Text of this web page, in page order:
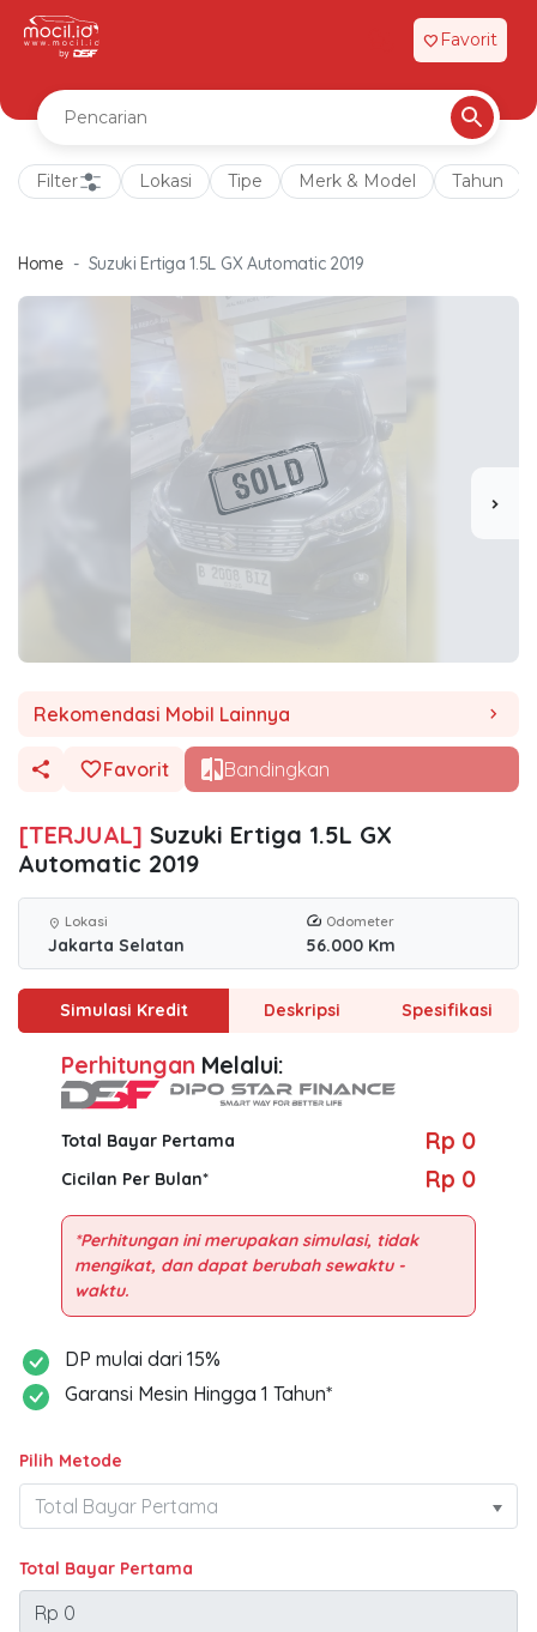
favorite Favorit
Filter Lokasi Tipe Merk & Model Tahun
Home Suzuki Ertiga 1.5L GX Automatic 2019
chevron_right
Rekomendasi Mobil Lainnya chevron_right
Favorit Bandingkan
[TERJUAL] Suzuki Ertiga 1.5L GX
Automatic 2019
location_on Lokasi
Jakarta Selatan
Odometer
56.000 Km
Simulasi Kredit Deskripsi Spesifikasi
Perhitungan Melalui:
Total Bayar Pertama Rp 0
Cicilan Per Bulan* Rp 0
*Perhitungan ini merupakan simulasi, tidak
mengikat, dan dapat berubah sewaktu -
DP mulai dari 15%
Garansi Mesin Hingga 1 Tahun*
Pilih Metode
Total Bayar Pertama